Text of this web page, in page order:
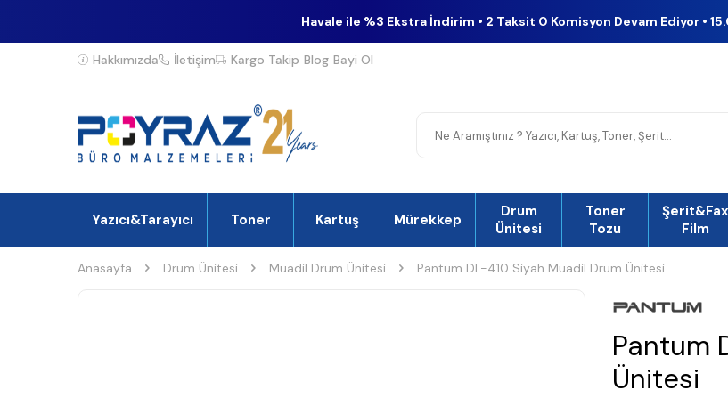
Havale ile %3 Ekstra İndirim • 2 Taksit 0 Komisyon Devam Ediyor •
Hakkımızda İletişim Kargo Takip Blog Bayi Ol
Yazıcı&Tarayıcı Toner Kartuş Mürekkep
Drum
Ünitesi
Toner
Tozu
Şerit&Fax
Film
Anasayfa Drum Ünitesi Muadil Drum Ünitesi Pantum DL-410 Siyah Muadil Drum Ünitesi
Pantum
Ünitesi